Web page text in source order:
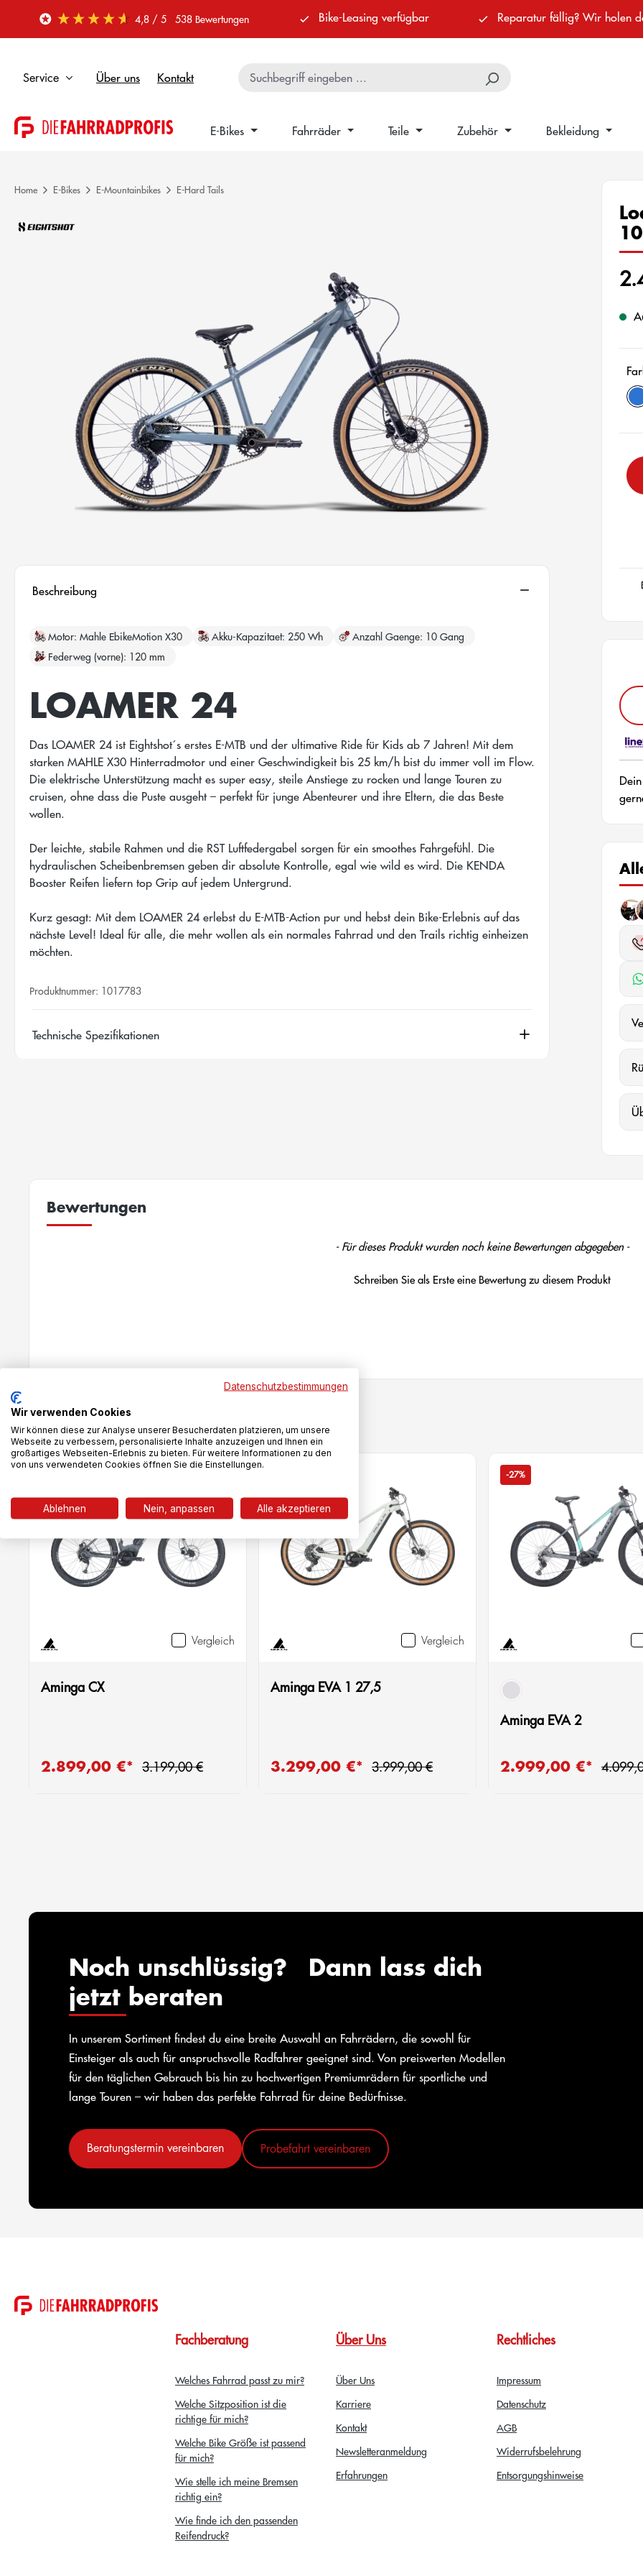
Hauptinhalt springen
Zur Suche springen
Zur Hauptnavigation springen
4,8 / 5 538 Bewertungen Bike-Leasing verfügbar Reparatur fällig? Wir holen
Service Über uns Kontakt
E-Bikes Fahrräder Teile Zubehör Bekleidung
Home E-Bikes E-Mountainbikes E-Hard Tails
Beschreibung
Motor Mahle EbikeMotion X30 Akku-Kapazitaet 250 Wh Anzahl Gaenge 10 Gang
Federweg (vorne) 120 mm
LOAMER 24
Das LOAMER 24 ist Eightshot´s erstes E-MTB und der ultimative Ride für Kids ab 7 Jahren! Mit dem
starken MAHLE X30 Hinterradmotor und einer Geschwindigkeit bis 25 km/h bist du immer voll im Flow.
Die elektrische Unterstützung macht es super easy, steile Anstiege zu rocken und lange Touren zu
cruisen, ohne dass die Puste ausgeht – perfekt für junge Abenteurer und ihre Eltern, die das Beste
wollen.
Der leichte, stabile Rahmen und die RST Luftfedergabel sorgen für ein smoothes Fahrgefühl. Die
hydraulischen Scheibenbremsen geben dir absolute Kontrolle, egal wie wild es wird. Die KENDA
Booster Reifen liefern top Grip auf jedem Untergrund.
Kurz gesagt: Mit dem LOAMER 24 erlebst du E-MTB-Action pur und hebst dein Bike-Erlebnis auf das
nächste Level! Ideal für alle, die mehr wollen als ein normales Fahrrad und den Trails richtig einheizen
möchten.
Produktnummer: 1017783
Technische Spezifikationen
Bewertungen
- Für dieses Produkt wurden noch keine Bewertungen abgegeben -
Schreiben Sie als Erste eine Bewertung zu diesem Produkt
Das könnte dir auch gefallen
Vergleich
Aminga CX
Verkaufspreis:
2.899,00 €* Regulärer Preis:
3.199,00 €
Vergleich
Aminga EVA 1 27,5
Verkaufspreis:
3.299,00 €* Regulärer Preis:
3.999,00 €
-27%
grau
Aminga EVA 2
Verkaufspreis:
2.999,00 €*
Noch unschlüssig? Dann lass dich
jetzt beraten
In unserem Sortiment findest du eine breite Auswahl an Fahrrädern, die sowohl für
Einsteiger als auch für anspruchsvolle Radfahrer geeignet sind. Von preiswerten Modellen
für den täglichen Gebrauch bis hin zu hochwertigen Premiumrädern für sportliche und
lange Touren – wir haben das perfekte Fahrrad für deine Bedürfnisse.
Beratungstermin vereinbaren Probefahrt vereinbaren
Fachberatung
Welches Fahrrad passt zu mir?
Welche Sitzposition ist die
richtige für mich?
Welche Bike Größe ist passend
für mich?
Wie stelle ich meine Bremsen
richtig ein?
Wie finde ich den passenden
Reifendruck?
Über Uns
Über Uns
Karriere
Kontakt
Newsletteranmeldung
Erfahrungen
Rechtliches
Impressum
Datenschutz
AGB
Widerrufsbelehrung
Entsorgungshinweise
Datenschutzbestimmungen
Wir verwenden Cookies
Wir können diese zur Analyse unserer Besucherdaten platzieren, um unsere
Webseite zu verbessern, personalisierte Inhalte anzuzeigen und Ihnen ein
großartiges Webseiten-Erlebnis zu bieten. Für weitere Informationen zu den
von uns verwendeten Cookies öffnen Sie die Einstellungen.
Ablehnen Nein, anpassen Alle akzeptieren